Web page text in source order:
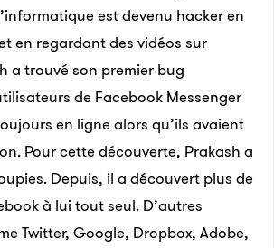
est devenu hacker en
en regardant des vidéos sur
a trouvé son premier bug
de Facebook Messenger
en ligne alors qu’ils avaient
Pour cette découverte, Prakash a
Depuis, il a découvert plus de
à lui tout seul. D’autres
Twitter, Google, Dropbox, Adobe,